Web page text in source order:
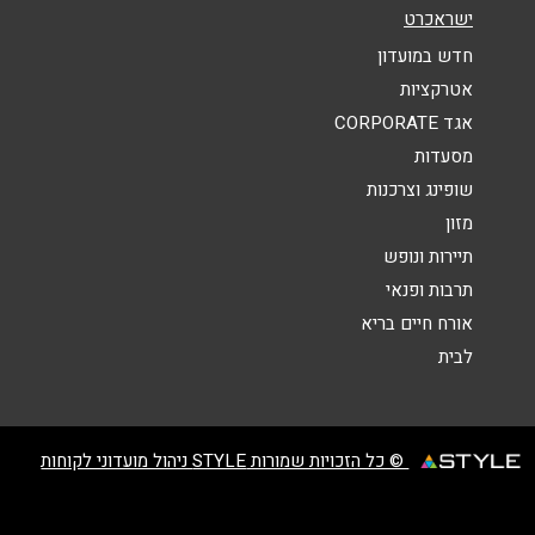
הודעה*
ישראכרט
חדש במועדון
אטרקציות
אגד CORPORATE
מסעדות
שופינג וצרכנות
מזון
תיירות ונופש
תרבות ופנאי
אורח חיים בריא
לבית
© כל הזכויות שמורות STYLE ניהול מועדוני לקוחות